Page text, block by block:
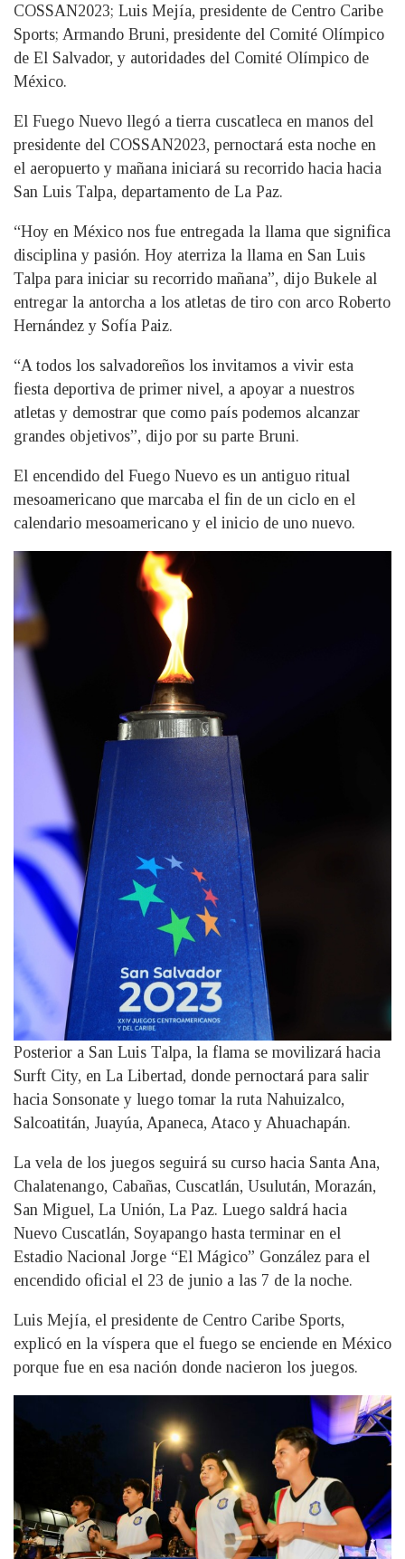
COSSAN2023; Luis Mejía, presidente de Centro Caribe
Sports; Armando Bruni, presidente del Comité Olímpico
de El Salvador, y autoridades del Comité Olímpico de
México.
El Fuego Nuevo llegó a tierra cuscatleca en manos del
presidente del COSSAN2023, pernoctará esta noche en
el aeropuerto y mañana iniciará su recorrido hacia hacia
San Luis Talpa, departamento de La Paz.
“Hoy en México nos fue entregada la llama que significa
disciplina y pasión. Hoy aterriza la llama en San Luis
Talpa para iniciar su recorrido mañana”, dijo Bukele al
entregar la antorcha a los atletas de tiro con arco Roberto
Hernández y Sofía Paiz.
“A todos los salvadoreños los invitamos a vivir esta
fiesta deportiva de primer nivel, a apoyar a nuestros
atletas y demostrar que como país podemos alcanzar
grandes objetivos”, dijo por su parte Bruni.
El encendido del Fuego Nuevo es un antiguo ritual
mesoamericano que marcaba el fin de un ciclo en el
calendario mesoamericano y el inicio de uno nuevo.
Posterior a San Luis Talpa, la flama se movilizará hacia
Surft City, en La Libertad, donde pernoctará para salir
hacia Sonsonate y luego tomar la ruta Nahuizalco,
Salcoatitán, Juayúa, Apaneca, Ataco y Ahuachapán.
La vela de los juegos seguirá su curso hacia Santa Ana,
Chalatenango, Cabañas, Cuscatlán, Usulután, Morazán,
San Miguel, La Unión, La Paz. Luego saldrá hacia
Nuevo Cuscatlán, Soyapango hasta terminar en el
Estadio Nacional Jorge “El Mágico” González para el
encendido oficial el 23 de junio a las 7 de la noche.
Luis Mejía, el presidente de Centro Caribe Sports,
explicó en la víspera que el fuego se enciende en México
porque fue en esa nación donde nacieron los juegos.